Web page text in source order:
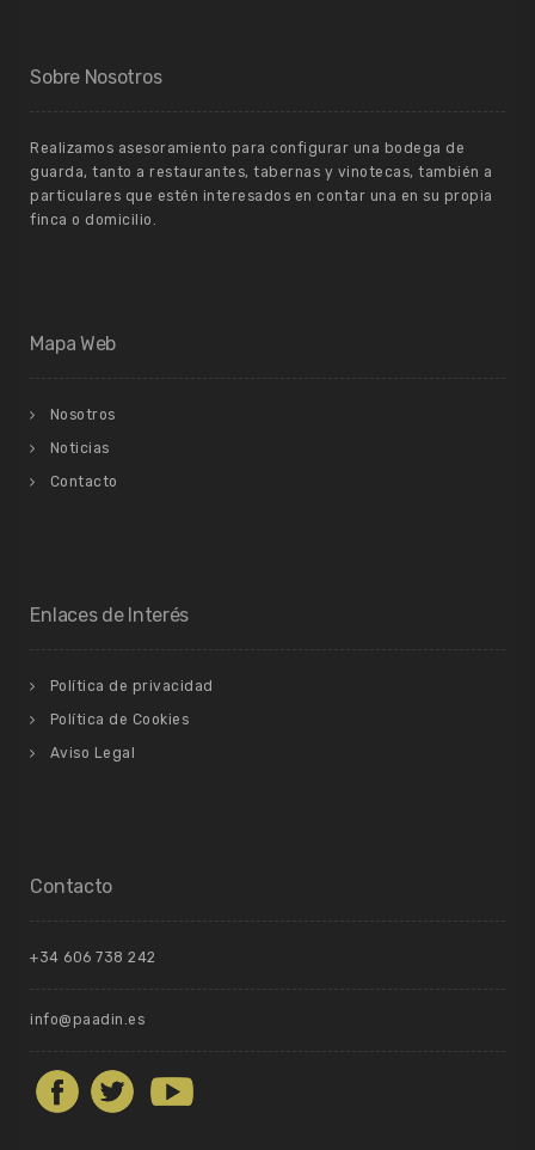
Sobre Nosotros
Realizamos asesoramiento para configurar una bodega de
guarda, tanto a restaurantes, tabernas y vinotecas, también a
particulares que estén interesados en contar una en su propia
finca o domicilio.
Mapa Web
Nosotros
Noticias
Contacto
Enlaces de Interés
Política de privacidad
Política de Cookies
Aviso Legal
Contacto
+34 606 738 242
info@paadin.es